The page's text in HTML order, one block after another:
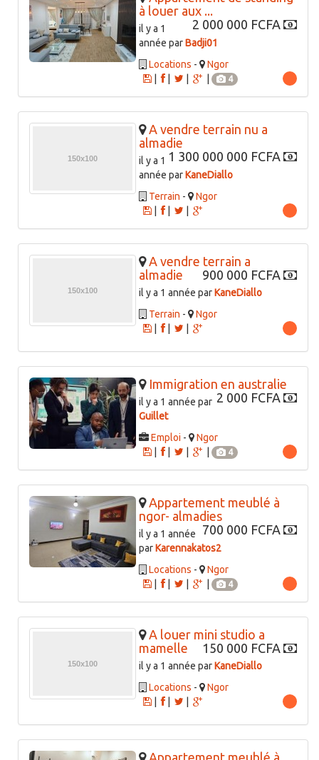
à louer aux ...
2 000 000 FCFA
il y a 1
année parBadji01
Locations -
Ngor
|
4
A vendre terrain nu a
almadie
1 300 000 000 FCFA
il y a 1
année parKaneDiallo
Terrain -
Ngor
|
A vendre terrain a
almadie
900 000 FCFA
il y a 1 année parKaneDiallo
Terrain -
Ngor
|
Immigration en australie
2 000 FCFA
il y a 1 année par
Guillet
Emploi -
Ngor
|
4
Appartement meublé à
ngor- almadies
700 000 FCFA
il y a 1 année
parKarennakatos2
Locations -
Ngor
|
4
A louer mini studio a
mamelle
150 000 FCFA
il y a 1 année parKaneDiallo
Locations -
Ngor
|
Appartement meublé à